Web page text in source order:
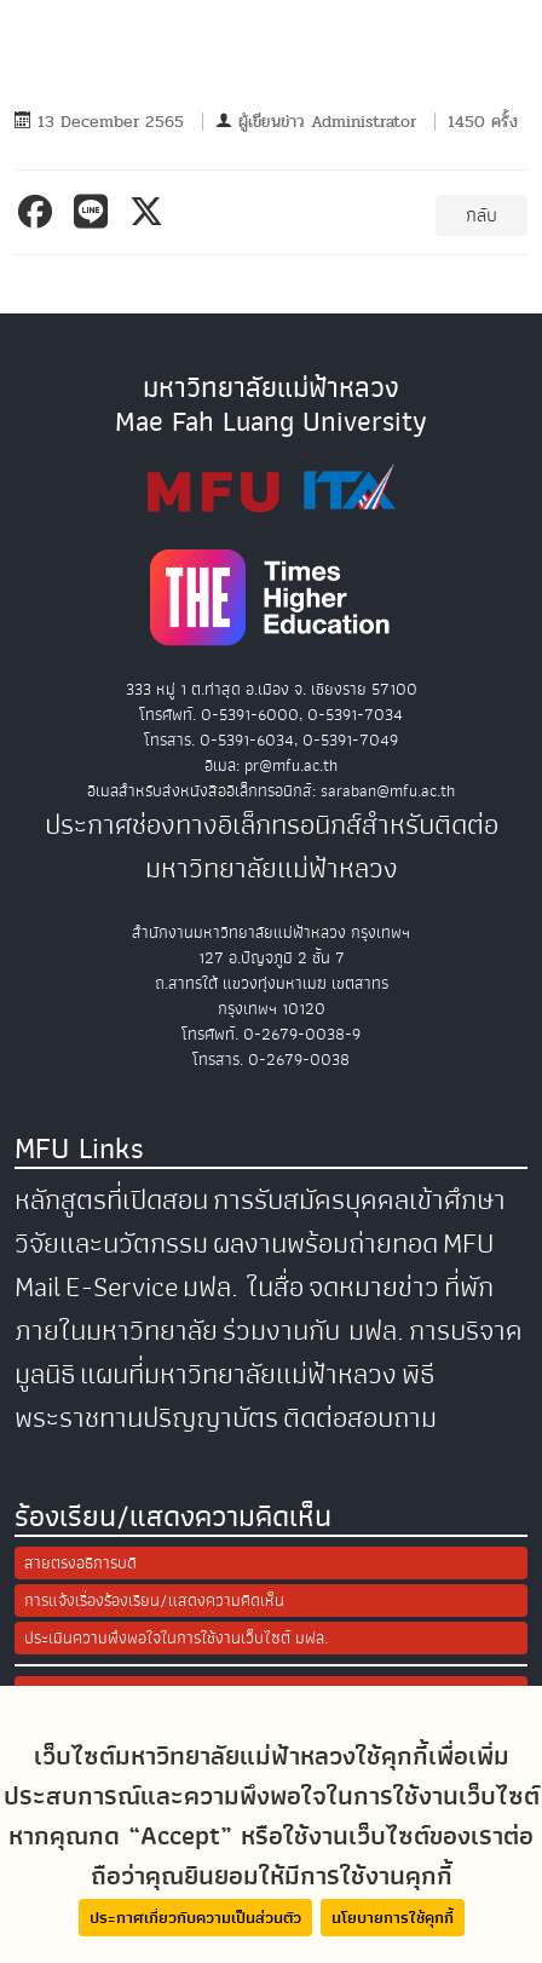
เว็บไซต์มหาวิทยาลัยแม่ฟ้าหลวงใช้คุกกี้เพื่อเพิ่ม
ประสบการณ์และความพึงพอใจในการใช้งานเว็บไซต์
หากคุณกด “Accept” หรือใช้งานเว็บไซต์ของเราต่อ
ถือว่าคุณยินยอมให้มีการใช้งานคุกกี้
ประกาศเกี่ยวกับความเป็นส่วนตัว นโยบายการใช้คุกกี้
13 December 2565 ผู้เขียนข่าว Administrator 1450 ครั้ง
กลับ
มหาวิทยาลัยแม่ฟ้าหลวง
Mae Fah Luang University
333 หมู่ 1 ต.ท่าสุด อ.เมือง จ. เชียงราย 57100
โทรศัพท์. 0-5391-6000, 0-5391-7034
โทรสาร. 0-5391-6034, 0-5391-7049
อีเมล: pr@mfu.ac.th
อีเมลสำหรับส่งหนังสืออิเล็กทรอนิกส์: saraban@mfu.ac.th
ประกาศช่องทางอิเล็กทรอนิกส์สำหรับติดต่อ
มหาวิทยาลัยแม่ฟ้าหลวง
สำนักงานมหาวิทยาลัยแม่ฟ้าหลวง กรุงเทพฯ
127 อ.ปัญจภูมิ 2 ชั้น 7
ถ.สาทรใต้ แขวงทุ่งมหาเมฆ เขตสาทร
กรุงเทพฯ 10120
โทรศัพท์. 0-2679-0038-9
โทรสาร. 0-2679-0038
MFU Links
หลักสูตรที่เปิดสอนการรับสมัครบุคคลเข้าศึกษา
วิจัยและนวัตกรรมผลงานพร้อมถ่ายทอดMFU
MailE-Serviceมฟล. ในสื่อจดหมายข่าวที่พัก
ภายในมหาวิทยาลัยร่วมงานกับ มฟล.การบริจาค
มูลนิธิแผนที่มหาวิทยาลัยแม่ฟ้าหลวงพิธี
พระราชทานปริญญาบัตรติดต่อสอบถาม
ร้องเรียน/แสดงความคิดเห็น
สายตรงอธิการบดี
การแจ้งเรื่องร้องเรียน/แสดงความคิดเห็น
ประเมินความพึงพอใจในการใช้งานเว็บไซต์ มฟล.
Site Map
Social Media
MFUconnect